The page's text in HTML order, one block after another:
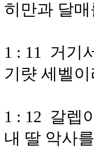
히만과 달
1 : 11 거기
기럇 세벨
1 : 12 갈렙
내 딸 악사